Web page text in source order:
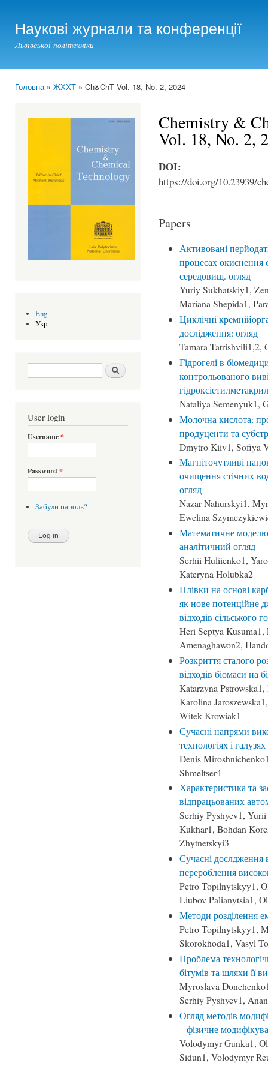
Наукові журнали та конференції
Львівської політехніки
Головна» ЖХХТ » Ch&ChT Vol. 18, No. 2, 2024
Eng
Укр
Search form Шукати
User login
Username*
Password *
Забули пароль?
Chemistry &
Vol. 18, No. 2,
DOI:
https://doi.org/10.23939/
Papers
Активовані
процесах окиснення
середовищ. огляд
Yuriy Sukhatskiy1,
Mariana Shepida1,
Циклічні
дослідження: огляд
Tamara Tatrishvili1,2,
Гідрогелі в
контрольованого
Nataliya Semenyuk1,
Молочна кислота:
продуценти та
Dmytro Kiiv1, Sofiya
Магніточутливі
очищення стічних
огляд
Nazar Nahurskyi1,
Ewelina
Математичне
аналітичний огляд
Serhii Huliienko1,
Kateryna Holubka2
Плівки на основі
як нове потенційне
відходів сільського
Heri Septya
Amenaghawon2,
Розкриття сталого
відходів біомаси на
Katarzyna
Karolina
Witek-Krowiak1
Сучасні напрями
технологіях і
Denis
Shmeltser4
Характеристика та
відпрацьованих
Serhiy Pyshyev1,
Kukhar1, Bohdan
Zhytnetskyi3
Сучасні дослдження
перероблення
Petro Topilnytskyy1,
Liubov Palianytsia1,
Методи розділення
Petro Topilnytskyy1,
Skorokhoda1, Vasyl
Проблема
бітумів та шляхи її
Myroslava
Serhiy Pyshyev1,
Огляд методів
– фізичне
Volodymyr Gunka1,
Sidun1, Volodymyr